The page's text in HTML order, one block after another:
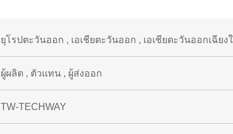
ยุโรปตะวันออก , เอเชียตะวันออก , เอเชียตะวันออกเฉียง
ผู้ผลิต , ตัวแทน , ผู้ส่งออก
TW-TECHWAY